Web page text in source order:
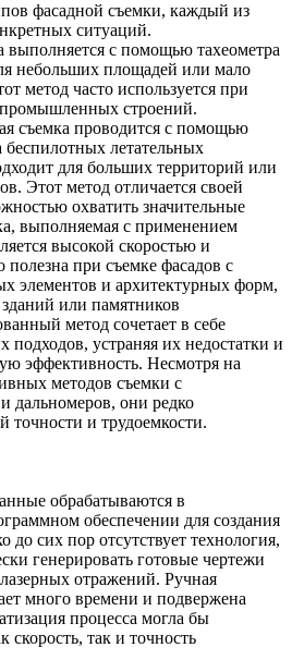
фасадной съемки, каждый из
ситуаций.
выполняется с помощью тахеометра
небольших площадей или мало
метод часто используется при
строений.
съемка проводится с помощью
летательных
для больших территорий или
Этот метод отличается своей
охватить значительные
выполняемая с применением
высокой скоростью и
при съемке фасадов с
элементов и архитектурных форм,
или памятников
метод сочетает в себе
подходов, устраняя их недостатки и
эффективность. Несмотря на
методов съемки с
дальномеров, они редко
точности и трудоемкости.
обрабатываются в
обеспечении для создания
до сих пор отсутствует технология,
генерировать готовые чертежи
отражений. Ручная
много времени и подвержена
процесса могла бы
скорость, так и точность